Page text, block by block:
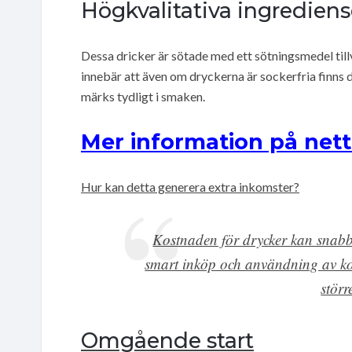
Högkvalitativa
Dessa dricker är sötade med ett sötningsmedel
innebär att även om dryckerna är sockerfria finns
märks tydligt i smaken.
Mer information på
Hur kan detta generera extra inkomster?
Kostnaden för drycker kan
smart inköp och användning av
Omgående start